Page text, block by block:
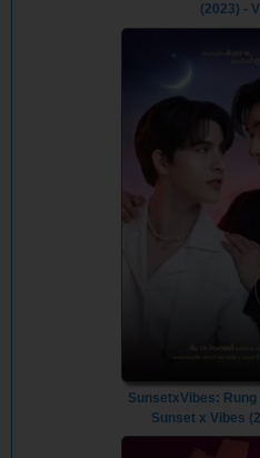
(2023) -
SunsetxVibes: Rung
Sunset x Vibes